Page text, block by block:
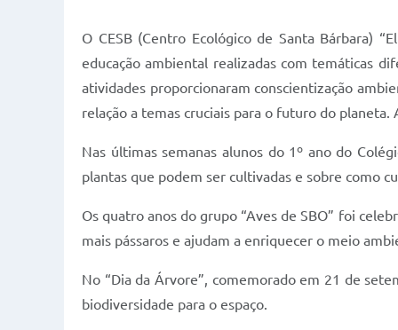
O CESB (Centro Ecológico de Santa Bárbara)
educação ambiental realizadas com temáticas
atividades proporcionaram conscientização
relação a temas cruciais para o futuro do planeta.
Nas últimas semanas alunos do 1º ano do
plantas que podem ser cultivadas e sobre como
Os quatro anos do grupo “Aves de SBO” foi
mais pássaros e ajudam a enriquecer o meio
No “Dia da Árvore”, comemorado em 21 de
biodiversidade para o espaço.